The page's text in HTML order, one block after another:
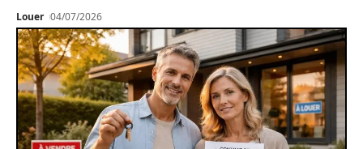
Louer 04/07/2026